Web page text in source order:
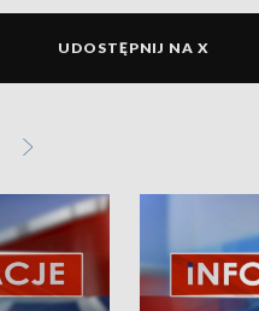
UDOSTĘPNIJ NA X